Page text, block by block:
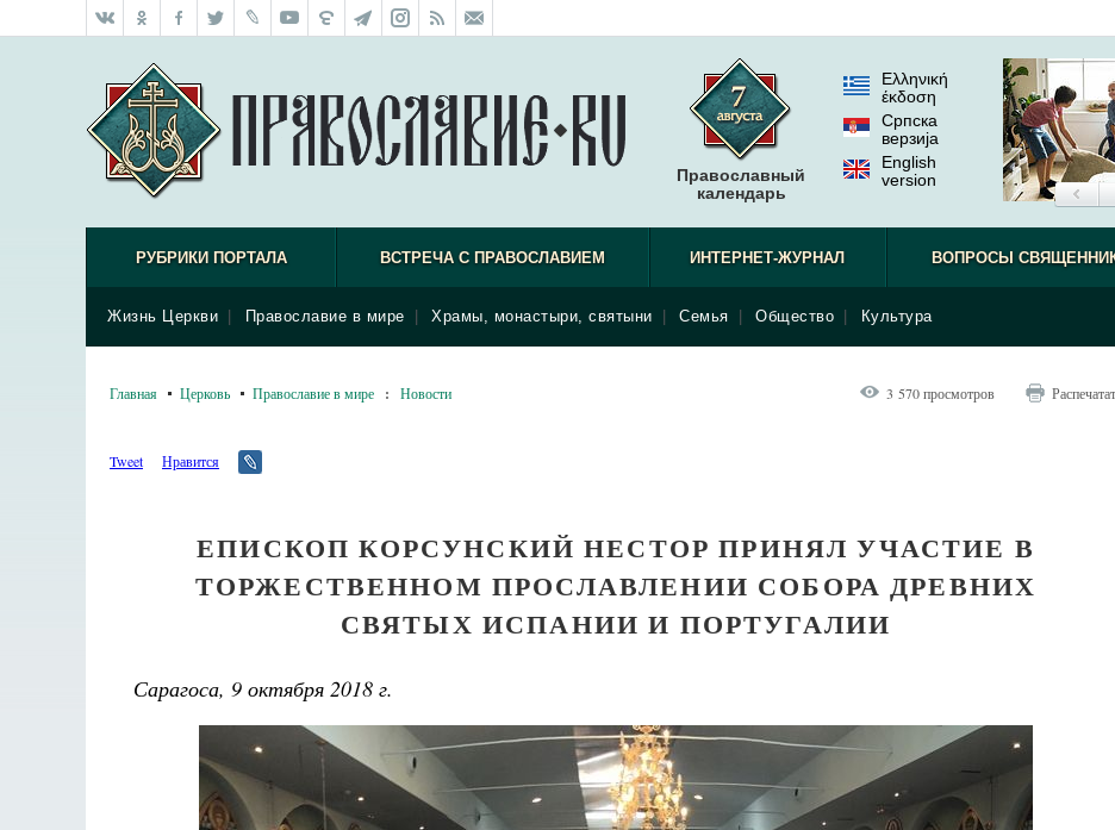
Православный
календарь
Ελληνική
έκδοση
Српска
верзиjа
English
version
РУБРИКИ ПОРТАЛА ВСТРЕЧА С ПРАВОСЛАВИЕМ ИНТЕРНЕТ-ЖУРНАЛ ВОПРОСЫ
Жизнь Церкви Православие в мире Храмы, монастыри, святыни Семья Общество Культура
Главная Церковь Православие в мире : Новости 3 570 просмотров
Tweet Нравится
ЕПИСКОП КОРСУНСКИЙ НЕСТОР ПРИНЯЛ УЧАСТИЕ В
ТОРЖЕСТВЕННОМ ПРОСЛАВЛЕНИИ СОБОРА ДРЕВНИХ
СВЯТЫХ ИСПАНИИ И ПОРТУГАЛИИ
Сарагоса, 9 октября 2018 г.